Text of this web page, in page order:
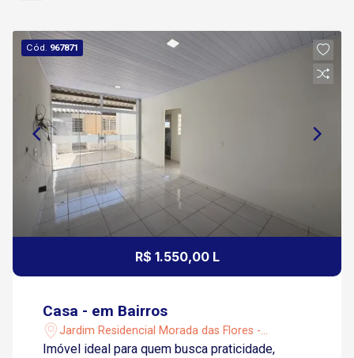
Cód. 967871
R$ 1.550,00 L
Casa - em Bairros
Jardim Residencial Morada das Flores -
Sorocaba/SP
Imóvel ideal para quem busca praticidade,